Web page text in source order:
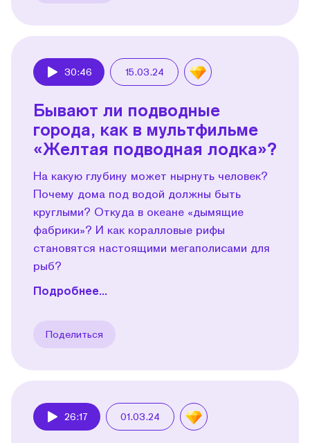
30:46 15.03.24
Бывают ли подводные
города, как в мультфильме
«Желтая подводная лодка»?
На какую глубину может нырнуть человек?
Почему дома под водой должны быть
круглыми? Откуда в океане «дымящие
фабрики»? И как коралловые рифы
становятся настоящими мегаполисами для
рыб?
Подробнее...
Поделиться
26:17 01.03.24